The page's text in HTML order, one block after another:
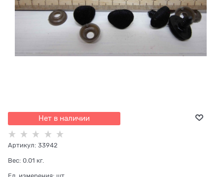
Нет в наличии
Артикул: 33942
Вес: 0.01 кг.